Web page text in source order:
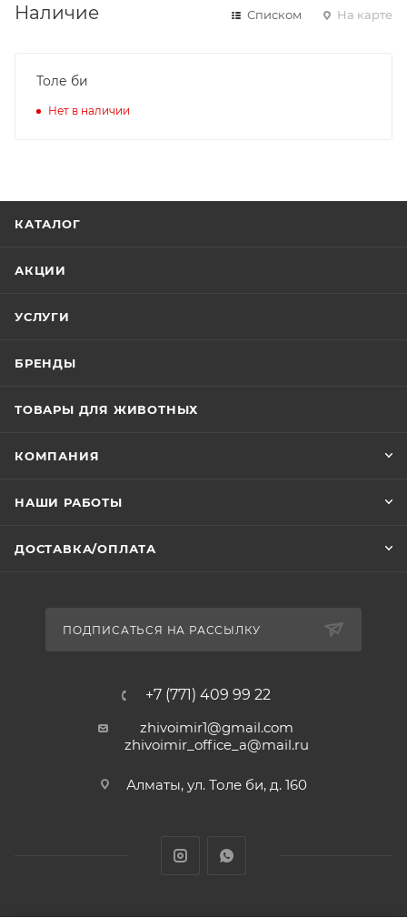
Наличие Списком На карте
Толе би
Нет в наличии
КАТАЛОГ
АКЦИИ
УСЛУГИ
БРЕНДЫ
ТОВАРЫ ДЛЯ ЖИВОТНЫХ
КОМПАНИЯ
НАШИ РАБОТЫ
ДОСТАВКА/ОПЛАТА
ПОДПИСАТЬСЯ НА РАССЫЛКУ
+7 (771) 409 99 22
zhivoimir1@gmail.com
zhivoimir_office_a@mail.ru
Алматы, ул. Толе би, д. 160